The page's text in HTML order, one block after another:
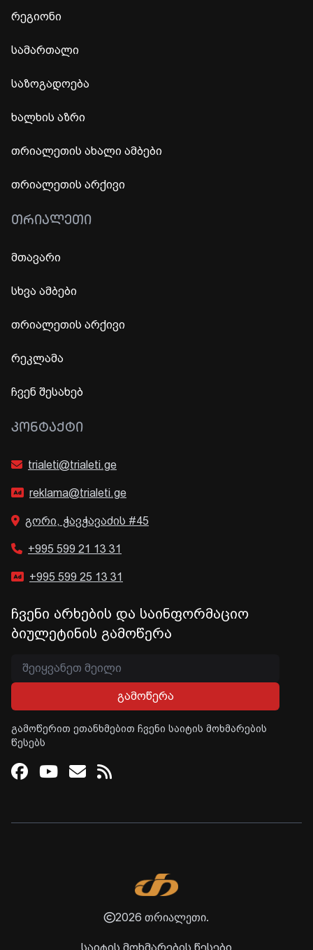
რეგიონი
სამართალი
საზოგადოება
ხალხის აზრი
თრიალეთის ახალი ამბები
თრიალეთის არქივი
ᲗᲠᲘᲐᲚᲔᲗᲘ
მთავარი
სხვა ამბები
თრიალეთის არქივი
რეკლამა
ჩვენ შესახებ
ᲙᲝᲜᲢᲐᲥᲢᲘ
trialeti@trialeti.ge
reklama@trialeti.ge
გორი, ჭავჭავაძის #45
+995 599 21 13 31
+995 599 25 13 31
ჩვენი არხების და საინფორმაციო
ბიულეტინის გამოწერა
გამოწერა
გამოწერით ეთანხმებით ჩვენი საიტის მოხმარების
წესებს
Facebook
Youtube
Email
RSS
2026 თრიალეთი.